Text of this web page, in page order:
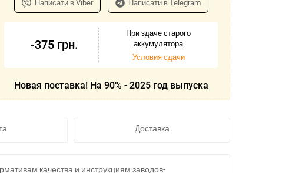
Написати в Viber Написати в Telegram
-375 грн.
При здаче старого
аккумулятора
Условия сдачи
Новая поставка! На 90% - 2025 год выпуска
Доставка
качества и инструкциям заводов-